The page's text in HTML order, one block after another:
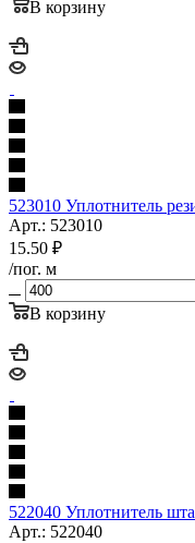
В корзину
523010 Уплотнитель
Арт.: 523010
15.50 ₽
/пог. м
В корзину
522040 Уплотнитель
Арт.: 522040